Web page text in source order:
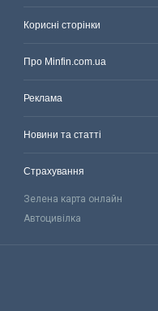
Корисні сторінки
Про Minfin.com.ua
Реклама
Новини та статті
Страхування
Зелена карта онлайн
Автоцивілка